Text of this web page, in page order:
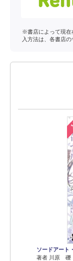
※書店によって現在
入方法は、各書店
ソードアー
著者 川原 礫